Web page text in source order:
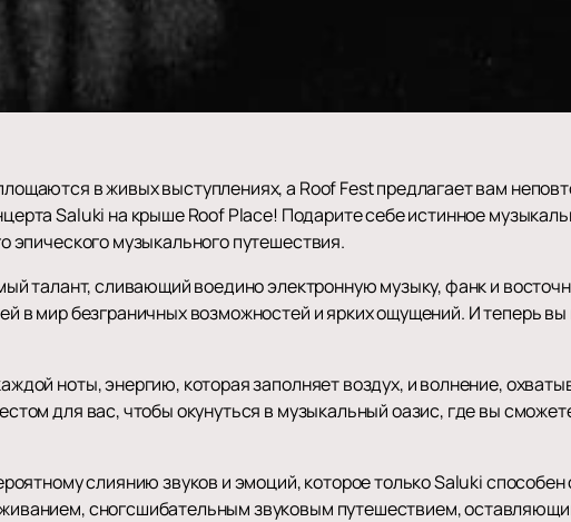
в живых выступлениях, а Roof Fest предлагает вам
Saluki на крыше Roof Place! Подарите себе истинное
эпического музыкального путешествия.
талант, сливающий воедино электронную музыку, фанк и
в мир безграничных возможностей и ярких ощущений. И теперь
ноты, энергию, которая заполняет воздух, и волнение,
для вас, чтобы окунуться в музыкальный оазис, где вы
слиянию звуков и эмоций, которое только Saluki
сногсшибательным звуковым путешествием,